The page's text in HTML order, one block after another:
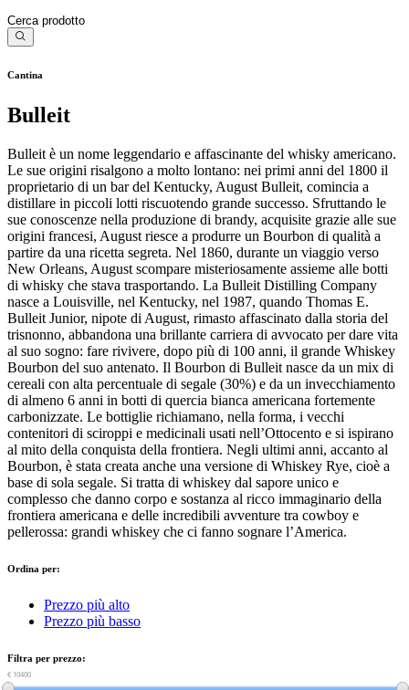
Cantina
Bulleit
Bulleit è un nome leggendario e affascinante del whisky americano.
Le sue origini risalgono a molto lontano: nei primi anni del 1800 il
proprietario di un bar del Kentucky, August Bulleit, comincia a
distillare in piccoli lotti riscuotendo grande successo. Sfruttando le
sue conoscenze nella produzione di brandy, acquisite grazie alle sue
origini francesi, August riesce a produrre un Bourbon di qualità a
partire da una ricetta segreta. Nel 1860, durante un viaggio verso
New Orleans, August scompare misteriosamente assieme alle botti
di whisky che stava trasportando. La Bulleit Distilling Company
nasce a Louisville, nel Kentucky, nel 1987, quando Thomas E.
Bulleit Junior, nipote di August, rimasto affascinato dalla storia del
trisnonno, abbandona una brillante carriera di avvocato per dare vita
al suo sogno: fare rivivere, dopo più di 100 anni, il grande Whiskey
Bourbon del suo antenato. Il Bourbon di Bulleit nasce da un mix di
cereali con alta percentuale di segale (30%) e da un invecchiamento
di almeno 6 anni in botti di quercia bianca americana fortemente
carbonizzate. Le bottiglie richiamano, nella forma, i vecchi
contenitori di sciroppi e medicinali usati nell’Ottocento e si ispirano
al mito della conquista della frontiera. Negli ultimi anni, accanto al
Bourbon, è stata creata anche una versione di Whiskey Rye, cioè a
base di sola segale. Si tratta di whiskey dal sapore unico e
complesso che danno corpo e sostanza al ricco immaginario della
frontiera americana e delle incredibili avventure tra cowboy e
pellerossa: grandi whiskey che ci fanno sognare l’America.
Ordina per:
Prezzo più alto
Prezzo più basso
Filtra per prezzo:
€ 0
€ 10400